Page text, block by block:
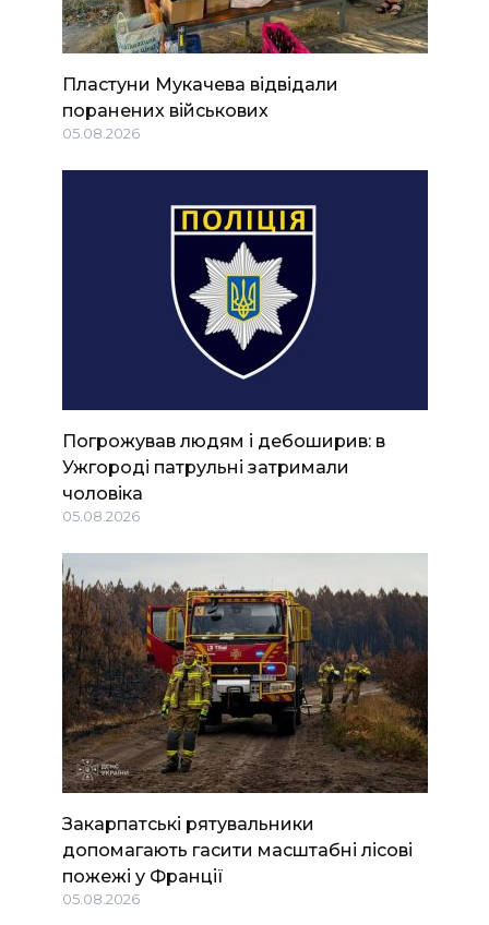
Пластуни Мукачева відвідали
поранених військових
05.08.2026
Погрожував людям і дебоширив: в
Ужгороді патрульні затримали
чоловіка
05.08.2026
Закарпатські рятувальники
допомагають гасити масштабні лісові
пожежі у Франції
05.08.2026